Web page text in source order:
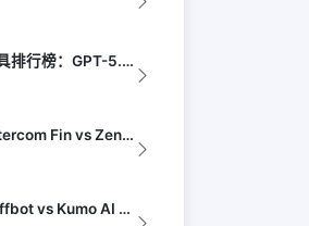
2026年Q2全球十大AI工具排行榜：GPT-5.4领跑，Claude Opus...
AI客服系统终极对比：Intercom Fin vs Zendesk AI vs...
AI知识图谱构建评测：Diffbot vs Kumo AI vs Stardog...